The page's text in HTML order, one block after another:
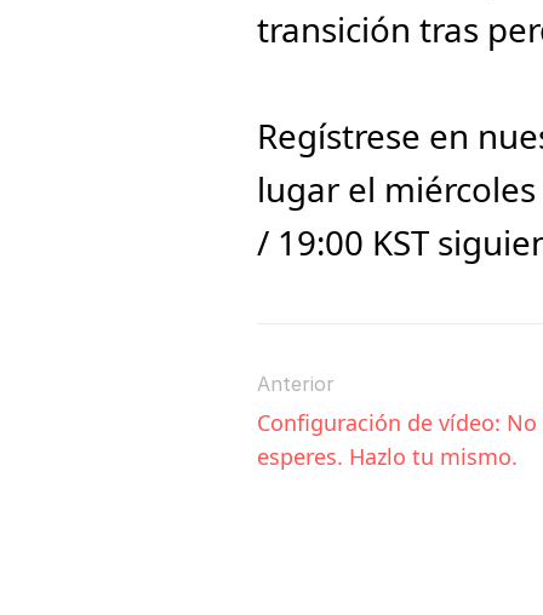
transición tras
Regístrese en
lugar el miércoles
/ 19:00 KST
Anterior
Configuración de vídeo: No
esperes. Hazlo tu mismo.